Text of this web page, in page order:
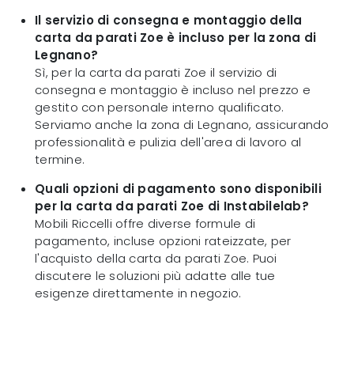
Il servizio di consegna e montaggio della
carta da parati Zoe è incluso per la zona di
Legnano?
Sì, per la carta da parati Zoe il servizio di
consegna e montaggio è incluso nel prezzo e
gestito con personale interno qualificato.
Serviamo anche la zona di Legnano, assicurando
professionalità e pulizia dell'area di lavoro al
termine.
Quali opzioni di pagamento sono disponibili
per la carta da parati Zoe di Instabilelab?
Mobili Riccelli offre diverse formule di
pagamento, incluse opzioni rateizzate, per
l'acquisto della carta da parati Zoe. Puoi
discutere le soluzioni più adatte alle tue
esigenze direttamente in negozio.